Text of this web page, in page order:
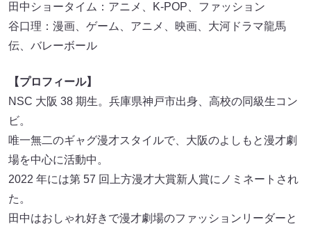
田中ショータイム：アニメ、K-POP、ファッション
谷口理：漫画、ゲーム、アニメ、映画、大河ドラマ龍馬
伝、バレーボール
【プロフィール】
NSC 大阪 38 期生。兵庫県神戸市出身、高校の同級生コン
ビ。
唯一無二のギャグ漫才スタイルで、大阪のよしもと漫才劇
場を中心に活動中。
2022 年には第 57 回上方漫才大賞新人賞にノミネートされ
た。
田中はおしゃれ好きで漫才劇場のファッションリーダーと